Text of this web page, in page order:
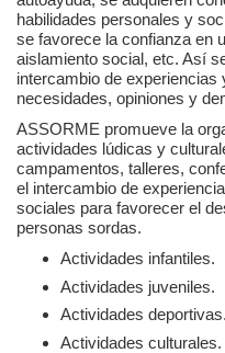
habilidades personales y
se favorece la confianza en
aislamiento social, etc. Así
intercambio de
necesidades, opiniones y
ASSORME promueve la
actividades lúdicas y
campamentos, talleres,
el intercambio de
sociales para favorecer el
personas sordas.
Actividades infantiles.
Actividades juveniles.
Actividades deportivas.
Actividades culturales.